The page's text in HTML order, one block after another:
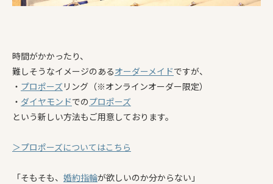
時間がかかったり、
難しそうなイメージのあるオーダーメイドですが、
・ プロポーズ リング（※オンラインオーダー限定）
・ ダイヤモンドでのプロポーズ
という新しい方法もご用意しております。
＞プロポーズについてはこちら
「そもそも、 婚約指輪が欲しいのか分からない」